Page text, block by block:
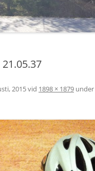
2015vid 1898 × 1879 under